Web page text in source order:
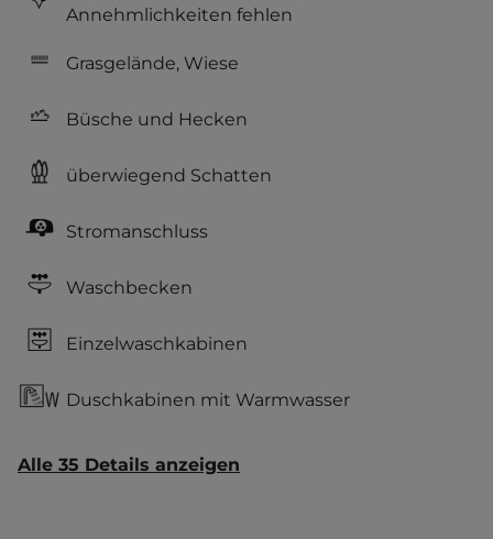
Annehmlichkeiten fehlen
Grasgelände, Wiese
Büsche und Hecken
überwiegend Schatten
Stromanschluss
Waschbecken
Einzelwaschkabinen
Duschkabinen mit Warmwasser
Alle 35 Details anzeigen